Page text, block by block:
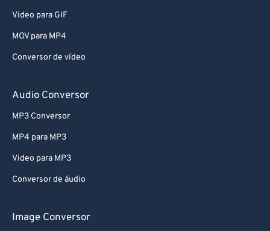
Video para GIF
MOV para MP4
Conversor de vídeo
Audio Conversor
MP3 Conversor
MP4 para MP3
Video para MP3
Conversor de áudio
Image Conversor